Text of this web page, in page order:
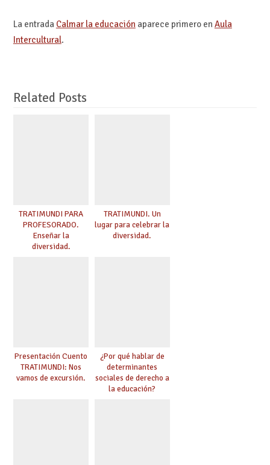
La entrada Calmar la educación aparece primero en Aula
Intercultural.
Related Posts
TRATIMUNDI PARA
PROFESORADO.
Enseñar la
diversidad.
TRATIMUNDI. Un
lugar para celebrar la
diversidad.
Presentación Cuento
TRATIMUNDI: Nos
vamos de excursión.
¿Por qué hablar de
determinantes
sociales de derecho a
la educación?